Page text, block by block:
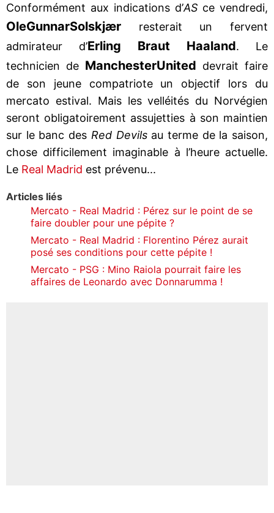
Conformément aux indications d’AS ce vendredi,
OleGunnarSolskjær resterait un fervent
admirateur d’Erling Braut Haaland. Le
technicien de ManchesterUnited devrait faire
de son jeune compatriote un objectif lors du
mercato estival. Mais les velléités du Norvégien
seront obligatoirement assujetties à son maintien
sur le banc des Red Devilsau terme de la saison,
chose difficilement imaginable à l’heure actuelle.
Le Real Madrid est prévenu...
Articles liés
Mercato - Real Madrid : Pérez sur le point de se
faire doubler pour une pépite ?
Mercato - Real Madrid : Florentino Pérez aurait
posé ses conditions pour cette pépite !
Mercato - PSG : Mino Raiola pourrait faire les
affaires de Leonardo avec Donnarumma !